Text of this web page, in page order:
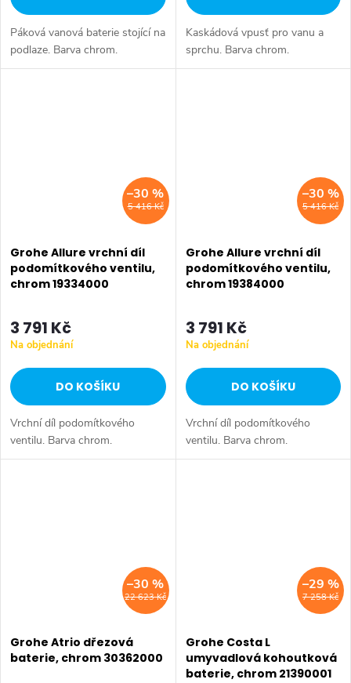
Páková vanová baterie stojící na
podlaze. Barva chrom.
Kaskádová vpusť pro vanu a
sprchu. Barva chrom.
5 416 Kč
–30 %
Grohe Allure vrchní díl
podomítkového ventilu,
chrom 19334000
3 791 Kč
Na objednání
DO KOŠÍKU
Vrchní díl podomítkového
ventilu. Barva chrom.
5 416 Kč
–30 %
Grohe Allure vrchní díl
podomítkového ventilu,
chrom 19384000
3 791 Kč
Na objednání
DO KOŠÍKU
Vrchní díl podomítkového
ventilu. Barva chrom.
22 623 Kč
–30 %
Grohe Atrio dřezová
baterie, chrom 30362000
7 258 Kč
–29 %
Grohe Costa L
umyvadlová kohoutková
baterie, chrom 21390001